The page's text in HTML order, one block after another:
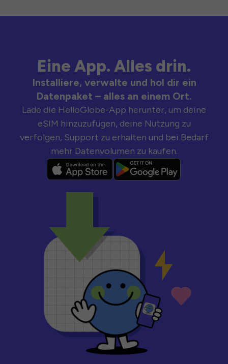
Eine App. Alles drin.
Installiere, verwalte und hol dir ein
Datenpaket – alles an einem Ort.
Lade die HelloGlobe-App herunter, um deine
eSIM hinzuzufügen, deine Nutzung zu
verfolgen, Support zu erhalten und bei Bedarf
mehr Datenvolumen zu kaufen.